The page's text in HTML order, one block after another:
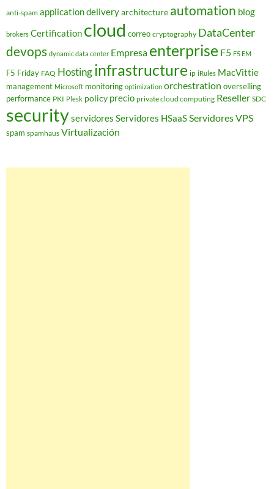
anti-spam application deliveryarchitecture automation blog
brokers Certification cloud correo cryptography DataCenter
devops dynamic data center Empresa enterprise F5 F5 EM
F5 Friday FAQ Hostinginfrastructure ip iRules MacVittie
management Microsoft monitoring optimization orchestration overselling
performance PKI Plesk policy precio private cloud computing Reseller SDC
securityservidores Servidores HSaaSServidores VPS
spam spamhaus Virtualización